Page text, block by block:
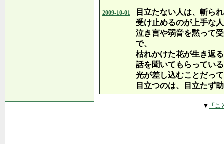
2009-10-01
目立たない人は、斬ら
受け止めるのが上手な
泣き言や弱音を黙って
で、
枯れかけた花が生き返
話を聞いてもらってい
光が差し込むことだっ
目立つのは、目立たず
▼ 「